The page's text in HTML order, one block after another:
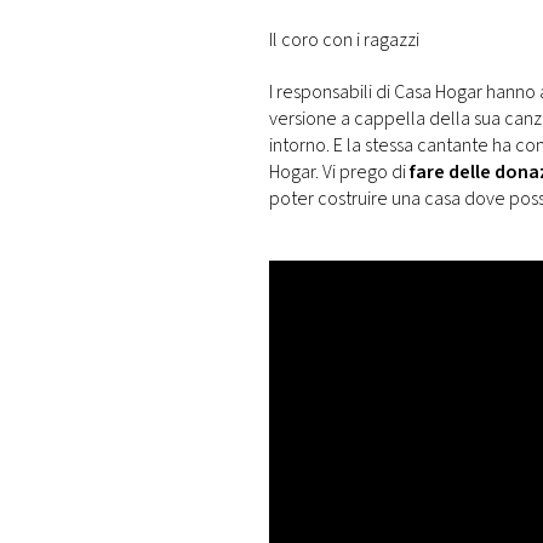
Il coro con i ragazzi
I responsabili di Casa Hogar
versione a cappella della sua
intorno. E la stessa cantante ha
Hogar. Vi prego difare delle
poter costruire una casa dove